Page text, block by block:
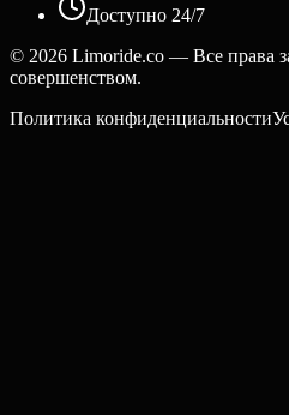
Доступно 24/7
© 2026 Limoride.co — Все права
совершенством.
Политика конфиденциальности